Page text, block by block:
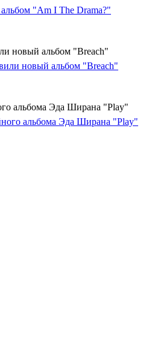
новый альбом "Breach"
альбома Эда Ширана "Play"